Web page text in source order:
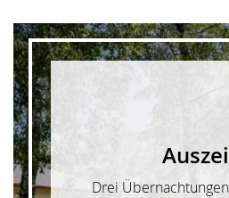
Drei